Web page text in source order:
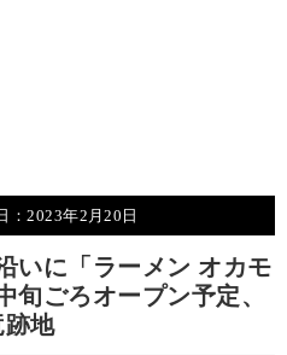
：2023年2月20日
いに「ラーメン オカモ
旬ごろオープン予定、
跡地